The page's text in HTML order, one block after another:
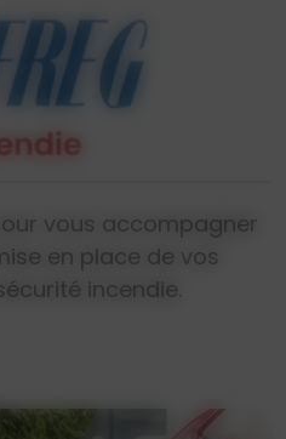
vous accompagner
en place de vos
incendie.